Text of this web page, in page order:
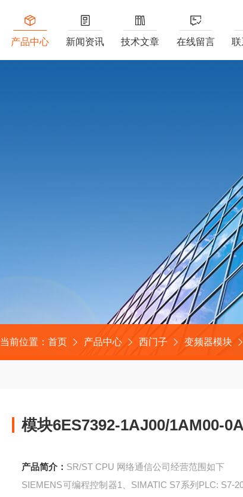
产品中心 新闻资讯 技术文章 在线留言 联
当前位置： 首页 产品中心 西门子 变频器模块
模块6ES7392-1AJ00/1AM00-
产品简介： SR/ST CPU 网络通信公司经营范围如下
SIEMENS可编程控制器1、SIMATIC S7系列PLC: S7-